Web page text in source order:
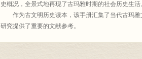
史概况，全景式地再现了古玛雅时期的社会历史生活
作为古文明历史读本，该手册汇集了当代古玛雅
研究提供了重要的文献参考。